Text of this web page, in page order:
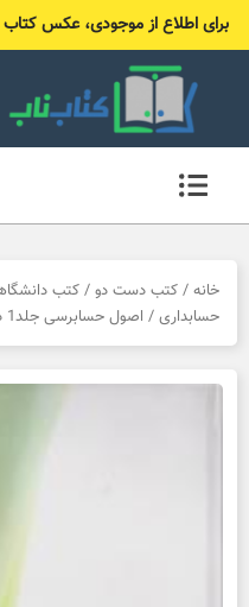
برای اطلاع از موجودی، عکس کتاب رو به ۰۹۱۹۹۸۱۴۷۹۶ (بله یا
خانه / کتب دست دو / کتب
حسابداری / اصول حسابرسی جلد1 دست دوم